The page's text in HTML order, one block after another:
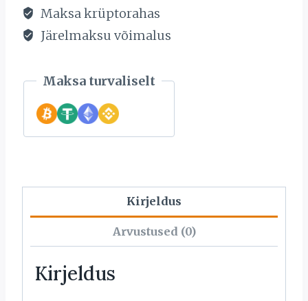
Maksa krüptorahas
Järelmaksu võimalus
Maksa turvaliselt
Kirjeldus
Arvustused (0)
Kirjeldus